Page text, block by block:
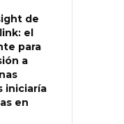
de
el
para
a
iniciaría
en